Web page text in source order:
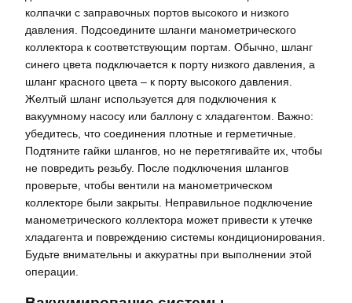
колпачки с заправочных портов высокого и низкого
давления. Подсоедините шланги манометрического
коллектора к соответствующим портам. Обычно, шланг
синего цвета подключается к порту низкого давления, а
шланг красного цвета – к порту высокого давления.
Желтый шланг используется для подключения к
вакуумному насосу или баллону с хладагентом. Важно:
убедитесь, что соединения плотные и герметичные.
Подтяните гайки шлангов, но не перетягивайте их, чтобы
не повредить резьбу. После подключения шлангов
проверьте, чтобы вентили на манометрическом
коллекторе были закрыты. Неправильное подключение
манометрического коллектора может привести к утечке
хладагента и повреждению системы кондиционирования.
Будьте внимательны и аккуратны при выполнении этой
операции.